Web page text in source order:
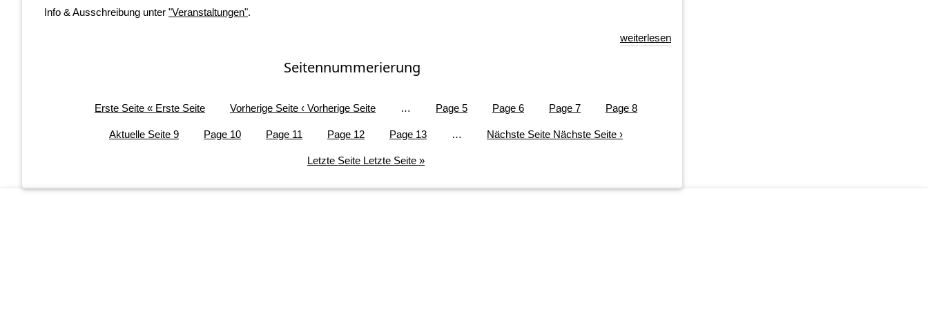
Info & Ausschreibung unter "Veranstaltungen".
weiterlesen
Seitennummerierung
Erste Seite « Erste Seite Vorherige Seite ‹ Vorherige Seite … Page 5 Page 6 Page 7 Page 8
Aktuelle Seite 9 Page 10 Page 11 Page 12 Page 13 … Nächste Seite Nächste Seite ›
Letzte Seite Letzte Seite »